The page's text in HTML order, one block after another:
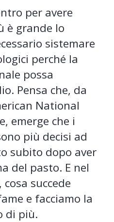
per avere
è grande lo
sistemare
perché la
possa
Pensa che, da
National
emerge che i
più decisi ad
subito dopo aver
del pasto. E nel
succede
e facciamo la
di più.